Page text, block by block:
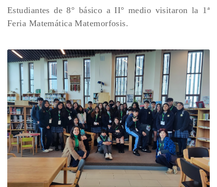
Estudiantes de 8° básico a II° medio visitaron la 1ª
Feria Matemática Matemorfosis.